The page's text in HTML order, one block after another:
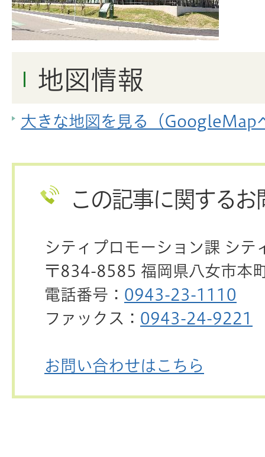
地図情報
大きな地図を見る（GoogleMap
この記事に関するお
シティプロモーション課 シテ
〒834-8585 福岡県八女市本
電話番号： 0943-23-1110
ファックス： 0943-24-9221
お問い合わせはこちら